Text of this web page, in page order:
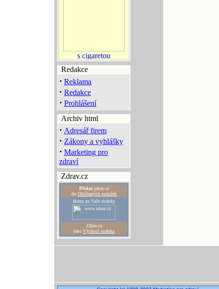
Redakce
· Reklama
· Redakce
· Prohlášení
Archiv html
· Adresář firem
· Zákony a vyhlášky
· Marketing pro
zdraví
Zdrav.cz
Přidatzdrav.cz
do Oblíbených položek
Ikona na Vaše stránky
Zdrav.cz
jako Výchozí stránka